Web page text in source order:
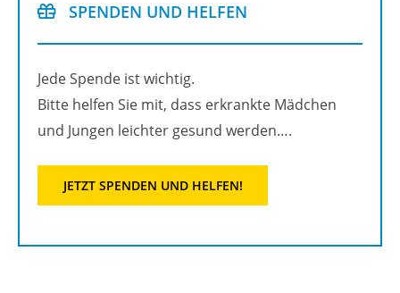
SPEN­DEN UND HEL­FEN
Jede Spen­de ist wich­tig.
Bitte hel­fen Sie mit, dass er­krank­te Mäd­chen
und Jun­gen leich­ter ge­sund wer­den….
JETZT SPEN­DEN UND HEL­FEN!